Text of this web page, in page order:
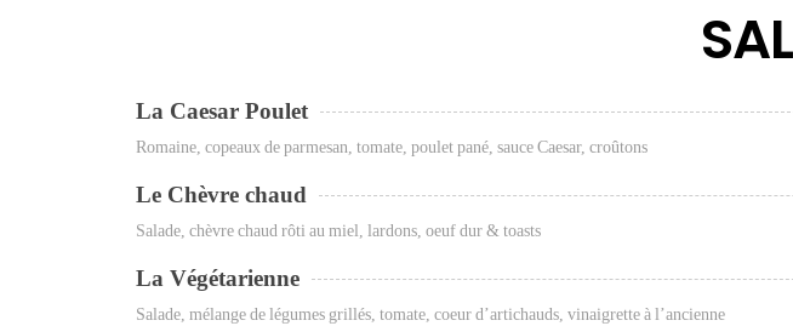
La Caesar Poulet
Romaine, copeaux de parmesan, tomate, poulet pané, sauce Caesar, croûtons
Le Chèvre chaud
Salade, chèvre chaud rôti au miel, lardons, oeuf dur & toasts
La Végétarienne
Salade, mélange de légumes grillés, tomate, coeur d’artichauds, vinaigrette à l’ancienne